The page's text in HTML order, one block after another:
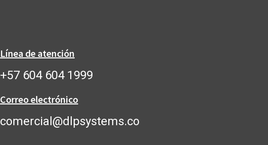
Línea de atención
+57 604 604 1999
Correo electrónico
comercial@dlpsystems.co